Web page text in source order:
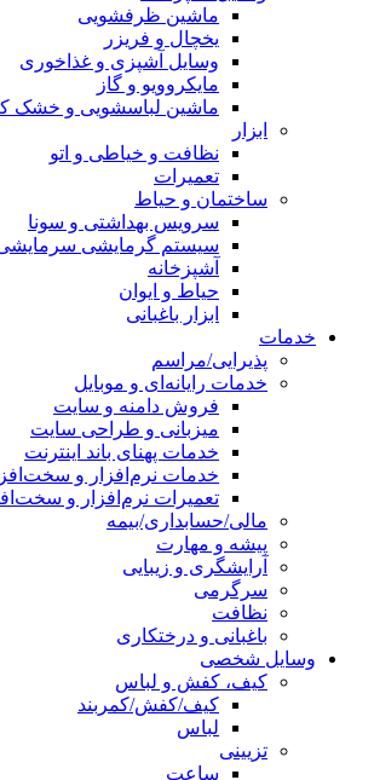
ماشین ظرفشویی
یخچال و فریزر
وسایل آشپزی و غذاخوری
مایکروویو و گاز
ماشین لباسشویی و خشک
ابزار
نظافت و خیاطی و اتو
تعمیرات
ساختمان و حیاط
سرویس بهداشتی و سونا
سیستم گرمایشی سرمایشی
آشپزخانه
حیاط و ایوان
ابزار باغبانی
خدمات
پذیرایی/مراسم
خدمات رایانه‌ای و موبایل
فروش دامنه و سایت
میزبانی و طراحی سایت
خدمات پهنای باند اینترنت
خدمات نرم‌افزار و
تعمیرات نرم‌افزار و
مالی/حسابداری/بیمه
پیشه و مهارت
آرایشگری و زیبایی
سرگرمی
نظافت
باغبانی و درختکاری
وسایل شخصی
کیف، کفش و لباس
کیف/کفش/کمربند
لباس
تزیینی
ساعت